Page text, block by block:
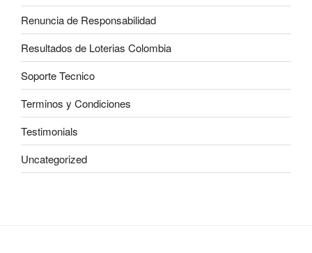
Renuncia de Responsabilidad
Resultados de Loterias Colombia
Soporte Tecnico
Terminos y Condiciones
Testimonials
Uncategorized